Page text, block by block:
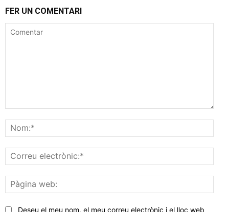
FER UN COMENTARI
web:
Deseu el meu nom, el meu correu electrònic i el lloc web